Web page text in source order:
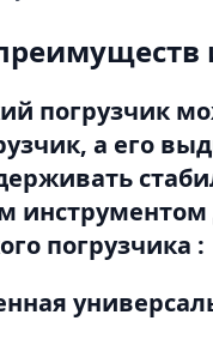
погрузчик
а его
погрузчика :